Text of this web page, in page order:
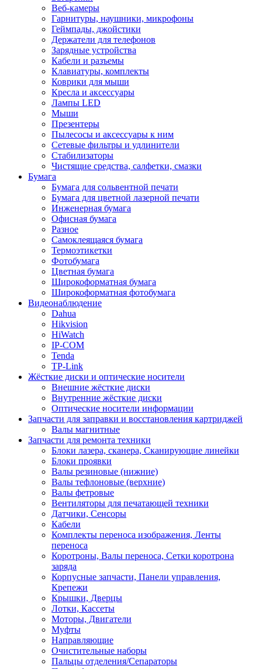
Веб-камеры
Гарнитуры, наушники, микрофоны
Геймпады, джойстики
Держатели для телефонов
Зарядные устройства
Кабели и разъемы
Клавиатуры, комплекты
Коврики для мыши
Кресла и аксессуары
Лампы LED
Мыши
Презентеры
Пылесосы и аксессуары к ним
Сетевые фильтры и удлинители
Стабилизаторы
Чистящие средства, салфетки, смазки
Бумага
Бумага для сольвентной печати
Бумага для цветной лазерной печати
Инженерная бумага
Офисная бумага
Разное
Самоклеящаяся бумага
Термоэтикетки
Фотобумага
Цветная бумага
Широкоформатная бумага
Широкоформатная фотобумага
Видеонаблюдение
Dahua
Hikvision
HiWatch
IP-COM
Tenda
TP-Link
Жёсткие диски и оптические носители
Внешние жёсткие диски
Внутренние жёсткие диски
Оптические носители информации
Запчасти для заправки и восстановления картриджей
Валы магнитные
Запчасти для ремонта техники
Блоки лазера, сканера, Сканирующие линейки
Блоки проявки
Валы резиновые (нижние)
Валы тефлоновые (верхние)
Валы фетровые
Вентиляторы для печатающей техники
Датчики, Сенсоры
Кабели
Комплекты переноса изображения, Ленты
переноса
Коротроны, Валы переноса, Сетки коротрона
заряда
Корпусные запчасти, Панели управления,
Крепежи
Крышки, Дверцы
Лотки, Кассеты
Моторы, Двигатели
Муфты
Направляющие
Очистительные наборы
Пальцы отделения/Сепараторы